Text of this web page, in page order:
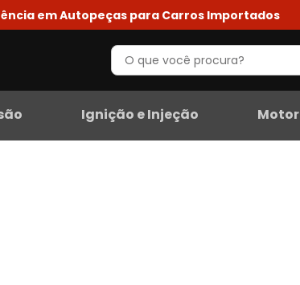
em Autopeças para Carros Importados
Ignição e Injeção Motor